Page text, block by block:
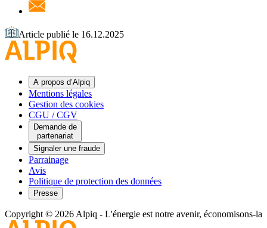
Article publié le 16.12.2025
A propos d’Alpiq
Mentions légales
Gestion des cookies
CGU / CGV
Demande de
partenariat
Signaler une fraude
Parrainage
Avis
Politique de protection des données
Presse
Copyright © 2026 Alpiq - L'énergie est notre avenir, économisons-la